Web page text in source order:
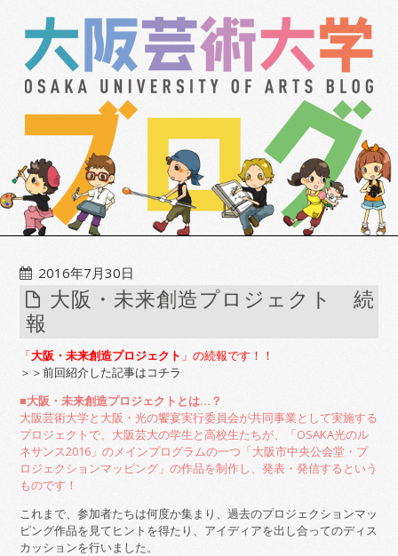
2016年7月30日
大阪・未来創造プロジェクト 続
報
「大阪・未来創造プロジェクト 」の続報です！！
＞＞前回紹介した記事はコチラ
■大阪・未来創造プロジェクトとは…？
大阪芸術大学と大阪・光の饗宴実行委員会が共同事業として実施する
プロジェクトで、大阪芸大の学生と高校生たちが、「OSAKA光のル
ネサンス2016」のメインプログラムの一つ「大阪市中央公会堂・プ
ロジェクションマッピング」の作品を制作し、発表・発信するという
ものです！
これまで、参加者たちは何度か集まり、過去のプロジェクションマッ
ピング作品を見てヒントを得たり、アイディアを出し合ってのディス
カッションを行いました。